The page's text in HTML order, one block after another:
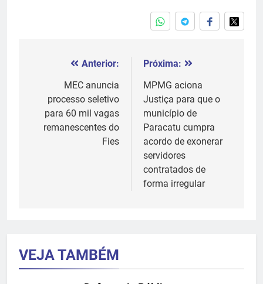
Navegação
Post
Anterior:
MEC anuncia
processo seletivo
para 60 mil vagas
remanescentes do
Fies
Próxima:
MPMG aciona
Justiça para que o
município de
Paracatu cumpra
acordo de exonerar
servidores
contratados de
forma irregular
VEJA TAMBÉM